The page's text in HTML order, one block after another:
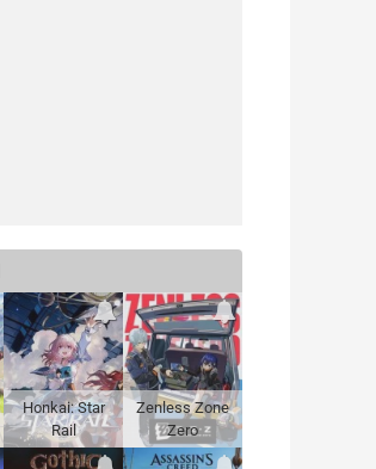
Honkai: Star
Rail
Zenless Zone
Zero